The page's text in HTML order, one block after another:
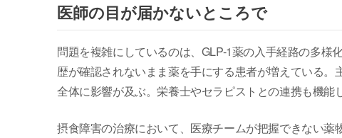
医師の目が届かないところで
問題を複雑にしているのは、GLP-1薬の入手経路の多
歴が確認されないまま薬を手にする患者が増えている
全体に影響が及ぶ。栄養士やセラピストとの連携も機能
摂食障害の治療において、医療チームが把握できない